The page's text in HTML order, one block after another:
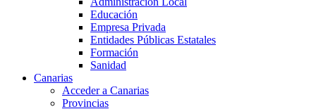
Educación
Empresa Privada
Entidades Públicas Estatales
Formación
Sanidad
Canarias
Acceder a Canarias
Provincias